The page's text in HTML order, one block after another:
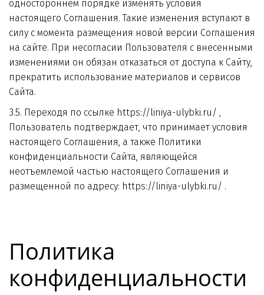
одностороннем порядке изменять условия
настоящего Соглашения. Такие изменения вступают в
силу с момента размещения новой версии Соглашения
на сайте. При несогласии Пользователя с внесенными
изменениями он обязан отказаться от доступа к Сайту,
прекратить использование материалов и сервисов
Сайта.
3.5. Переходя по ссылке https://liniya-ulybki.ru/ ,
Пользователь подтверждает, что принимает условия
настоящего Соглашения, а также Политики
конфиденциальности Сайта, являющейся
неотъемлемой частью настоящего Соглашения и
размещенной по адресу: https://liniya-ulybki.ru/ .
Политика
конфиденциальности